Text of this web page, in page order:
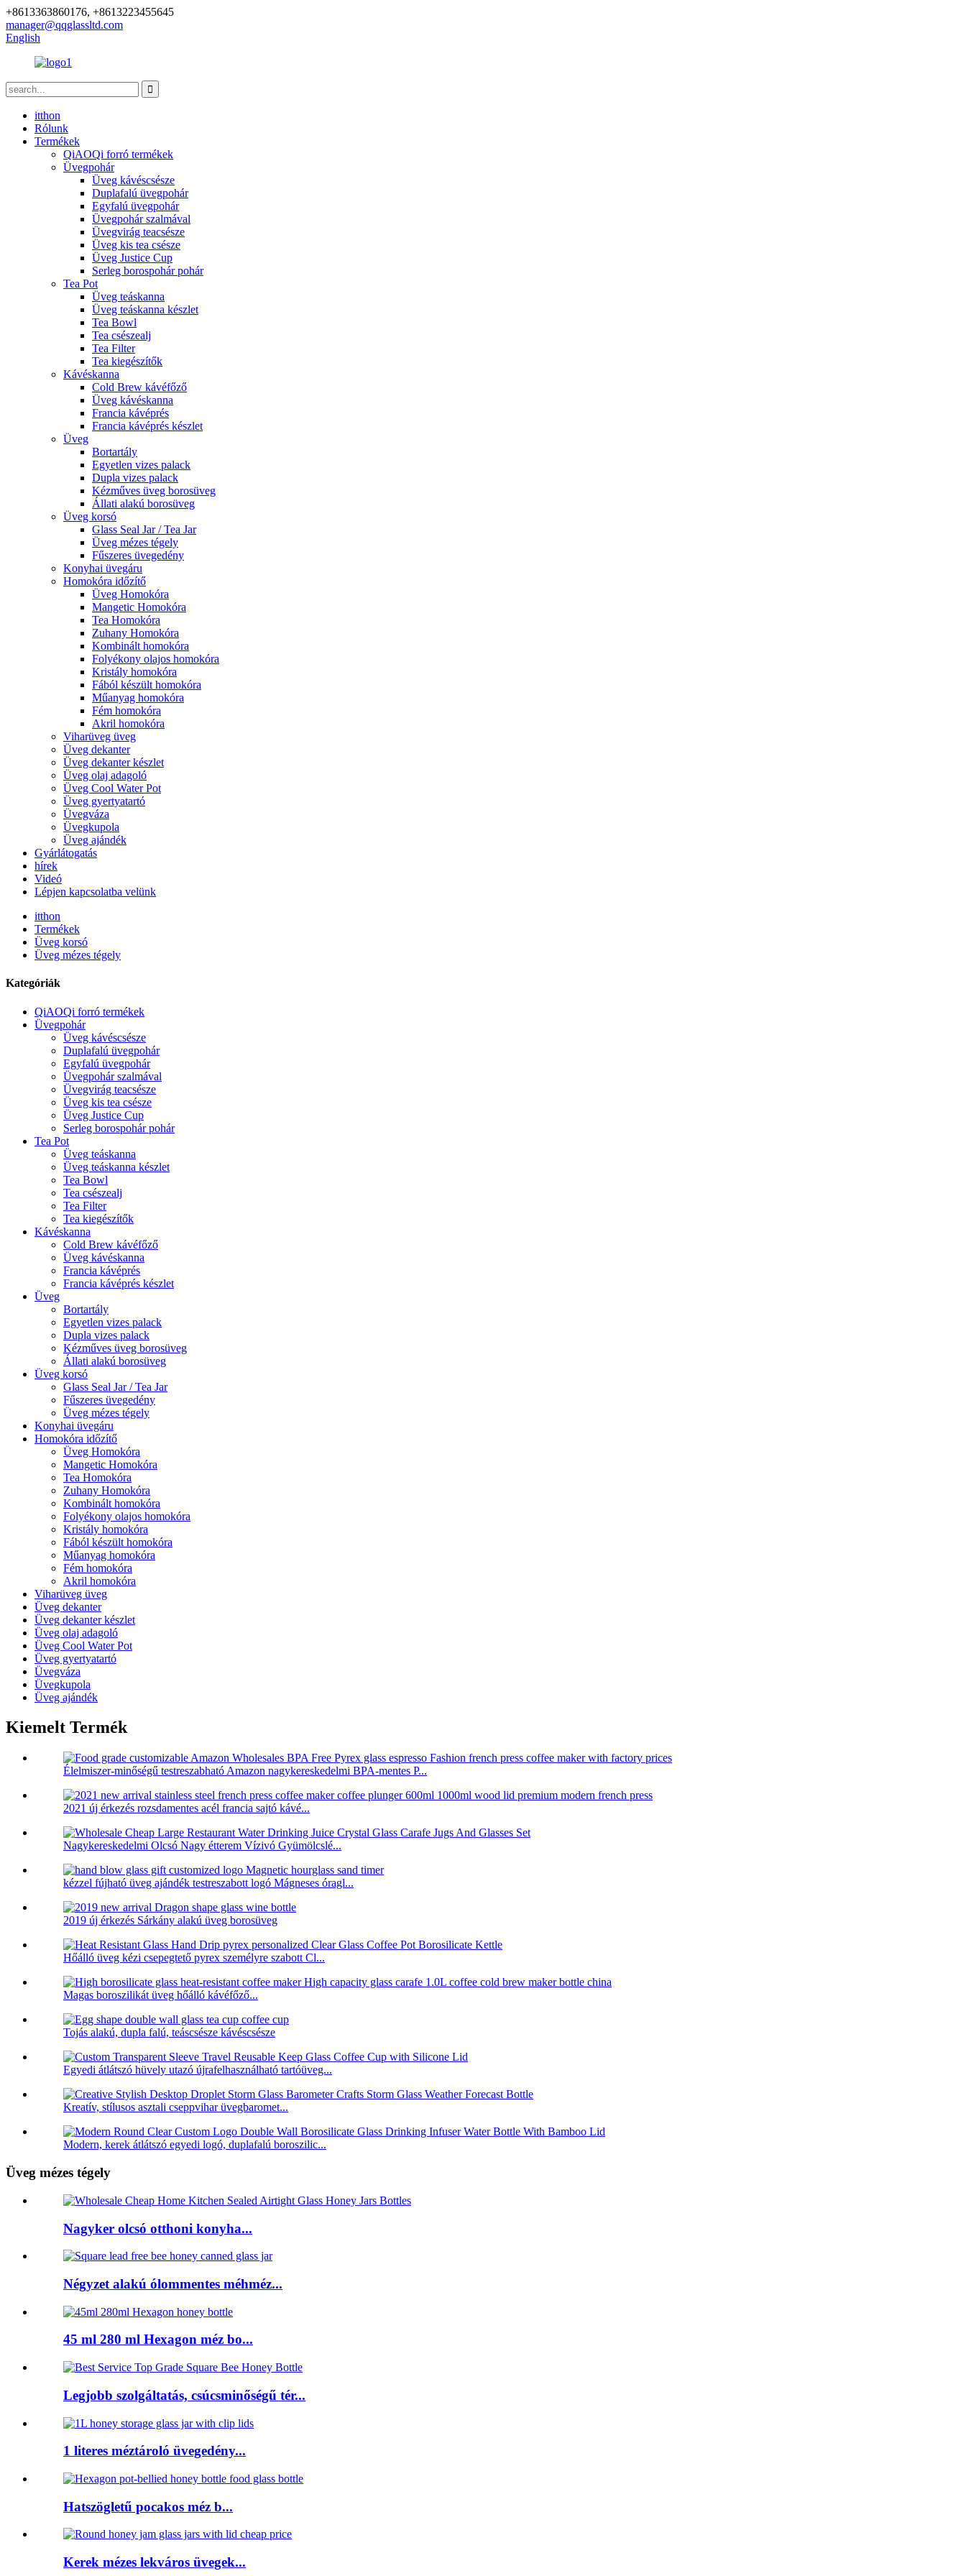
+8613363860176, +8613223455645
manager@qqglassltd.com
English
itthon
Rólunk
Termékek
QiAOQi forró termékek
Üvegpohár
Üveg kávéscsésze
Duplafalú üvegpohár
Egyfalú üvegpohár
Üvegpohár szalmával
Üvegvirág teacsésze
Üveg kis tea csésze
Üveg Justice Cup
Serleg borospohár pohár
Tea Pot
Üveg teáskanna
Üveg teáskanna készlet
Tea Bowl
Tea csészealj
Tea Filter
Tea kiegészítők
Kávéskanna
Cold Brew kávéfőző
Üveg kávéskanna
Francia kávéprés
Francia kávéprés készlet
Üveg
Bortartály
Egyetlen vizes palack
Dupla vizes palack
Kézműves üveg borosüveg
Állati alakú borosüveg
Üveg korsó
Glass Seal Jar / Tea Jar
Üveg mézes tégely
Fűszeres üvegedény
Konyhai üvegáru
Homokóra időzítő
Üveg Homokóra
Mangetic Homokóra
Tea Homokóra
Zuhany Homokóra
Kombinált homokóra
Folyékony olajos homokóra
Kristály homokóra
Fából készült homokóra
Műanyag homokóra
Fém homokóra
Akril homokóra
Viharüveg üveg
Üveg dekanter
Üveg dekanter készlet
Üveg olaj adagoló
Üveg Cool Water Pot
Üveg gyertyatartó
Üvegváza
Üvegkupola
Üveg ajándék
Gyárlátogatás
hírek
Videó
Lépjen kapcsolatba velünk
itthon
Termékek
Üveg korsó
Üveg mézes tégely
Kategóriák
QiAOQi forró termékek
Üvegpohár
Üveg kávéscsésze
Duplafalú üvegpohár
Egyfalú üvegpohár
Üvegpohár szalmával
Üvegvirág teacsésze
Üveg kis tea csésze
Üveg Justice Cup
Serleg borospohár pohár
Tea Pot
Üveg teáskanna
Üveg teáskanna készlet
Tea Bowl
Tea csészealj
Tea Filter
Tea kiegészítők
Kávéskanna
Cold Brew kávéfőző
Üveg kávéskanna
Francia kávéprés
Francia kávéprés készlet
Üveg
Bortartály
Egyetlen vizes palack
Dupla vizes palack
Kézműves üveg borosüveg
Állati alakú borosüveg
Üveg korsó
Glass Seal Jar / Tea Jar
Fűszeres üvegedény
Üveg mézes tégely
Konyhai üvegáru
Homokóra időzítő
Üveg Homokóra
Mangetic Homokóra
Tea Homokóra
Zuhany Homokóra
Kombinált homokóra
Folyékony olajos homokóra
Kristály homokóra
Fából készült homokóra
Műanyag homokóra
Fém homokóra
Akril homokóra
Viharüveg üveg
Üveg dekanter
Üveg dekanter készlet
Üveg olaj adagoló
Üveg Cool Water Pot
Üveg gyertyatartó
Üvegváza
Üvegkupola
Üveg ajándék
Kiemelt Termék
Élelmiszer-minőségű testreszabható Amazon nagykereskedelmi BPA-mentes P...
2021 új érkezés rozsdamentes acél francia sajtó kávé...
Nagykereskedelmi Olcsó Nagy étterem Vízivó Gyümölcslé...
kézzel fújható üveg ajándék testreszabott logó Mágneses óragl...
2019 új érkezés Sárkány alakú üveg borosüveg
Hőálló üveg kézi csepegtető pyrex személyre szabott Cl...
Magas boroszilikát üveg hőálló kávéfőző...
Tojás alakú, dupla falú, teáscsésze kávéscsésze
Egyedi átlátszó hüvely utazó újrafelhasználható tartóüveg...
Kreatív, stílusos asztali cseppvihar üvegbaromet...
Modern, kerek átlátszó egyedi logó, duplafalú boroszilic...
Üveg mézes tégely
Nagyker olcsó otthoni konyha...
Négyzet alakú ólommentes méhméz...
45 ml 280 ml Hexagon méz bo...
Legjobb szolgáltatás, csúcsminőségű tér...
1 literes méztároló üvegedény...
Hatszögletű pocakos méz b...
Kerek mézes lekváros üvegek...